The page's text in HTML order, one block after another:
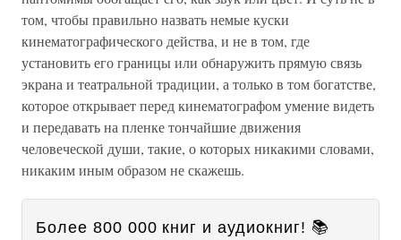
том, чтобы правильно назвать немые куски
кинематографического действа, и не в том, где
установить его границы или обнаружить прямую связь
экрана и театральной традиции, а только в том богатстве,
которое открывает перед кинематографом умение видеть
и передавать на пленке тончайшие движения
человеческой души, такие, о которых никакими словами,
никаким иным образом не скажешь.
Более 800 000 книг и аудиокниг! 📚